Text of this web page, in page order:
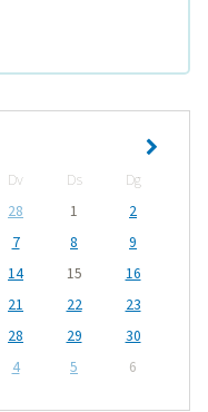
Dv Ds
Dg
28 1
2
7 8
9
14 15
16
21 22
23
28 29
30
4 5 6